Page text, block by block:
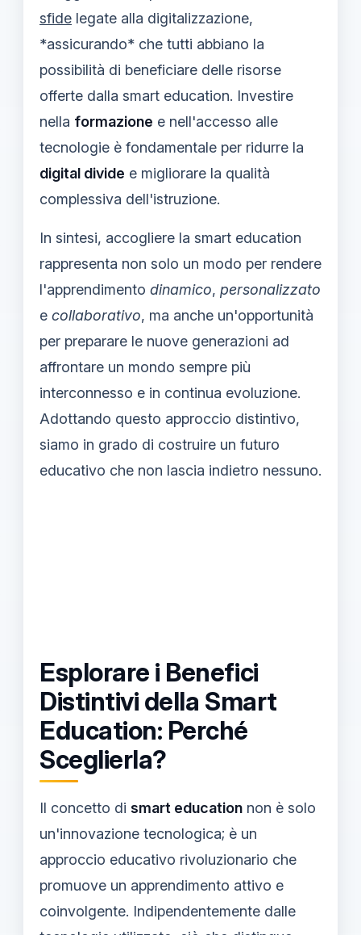
sfide legate alla digitalizzazione,
*assicurando* che tutti abbiano la
possibilità di beneficiare delle risorse
offerte dalla smart education. Investire
nella formazione e nell'accesso alle
tecnologie è fondamentale per ridurre la
digital divide e migliorare la qualità
complessiva dell'istruzione.
In sintesi, accogliere la smart education
rappresenta non solo un modo per rendere
l'apprendimento dinamico, personalizzato
e collaborativo, ma anche un'opportunità
per preparare le nuove generazioni ad
affrontare un mondo sempre più
interconnesso e in continua evoluzione.
Adottando questo approccio distintivo,
siamo in grado di costruire un futuro
educativo che non lascia indietro nessuno.
Esplorare i Benefici
Distintivi della Smart
Education: Perché
Sceglierla?
Il concetto di smart education non è solo
un'innovazione tecnologica; è un
approccio educativo rivoluzionario che
promuove un apprendimento attivo e
coinvolgente. Indipendentemente dalle